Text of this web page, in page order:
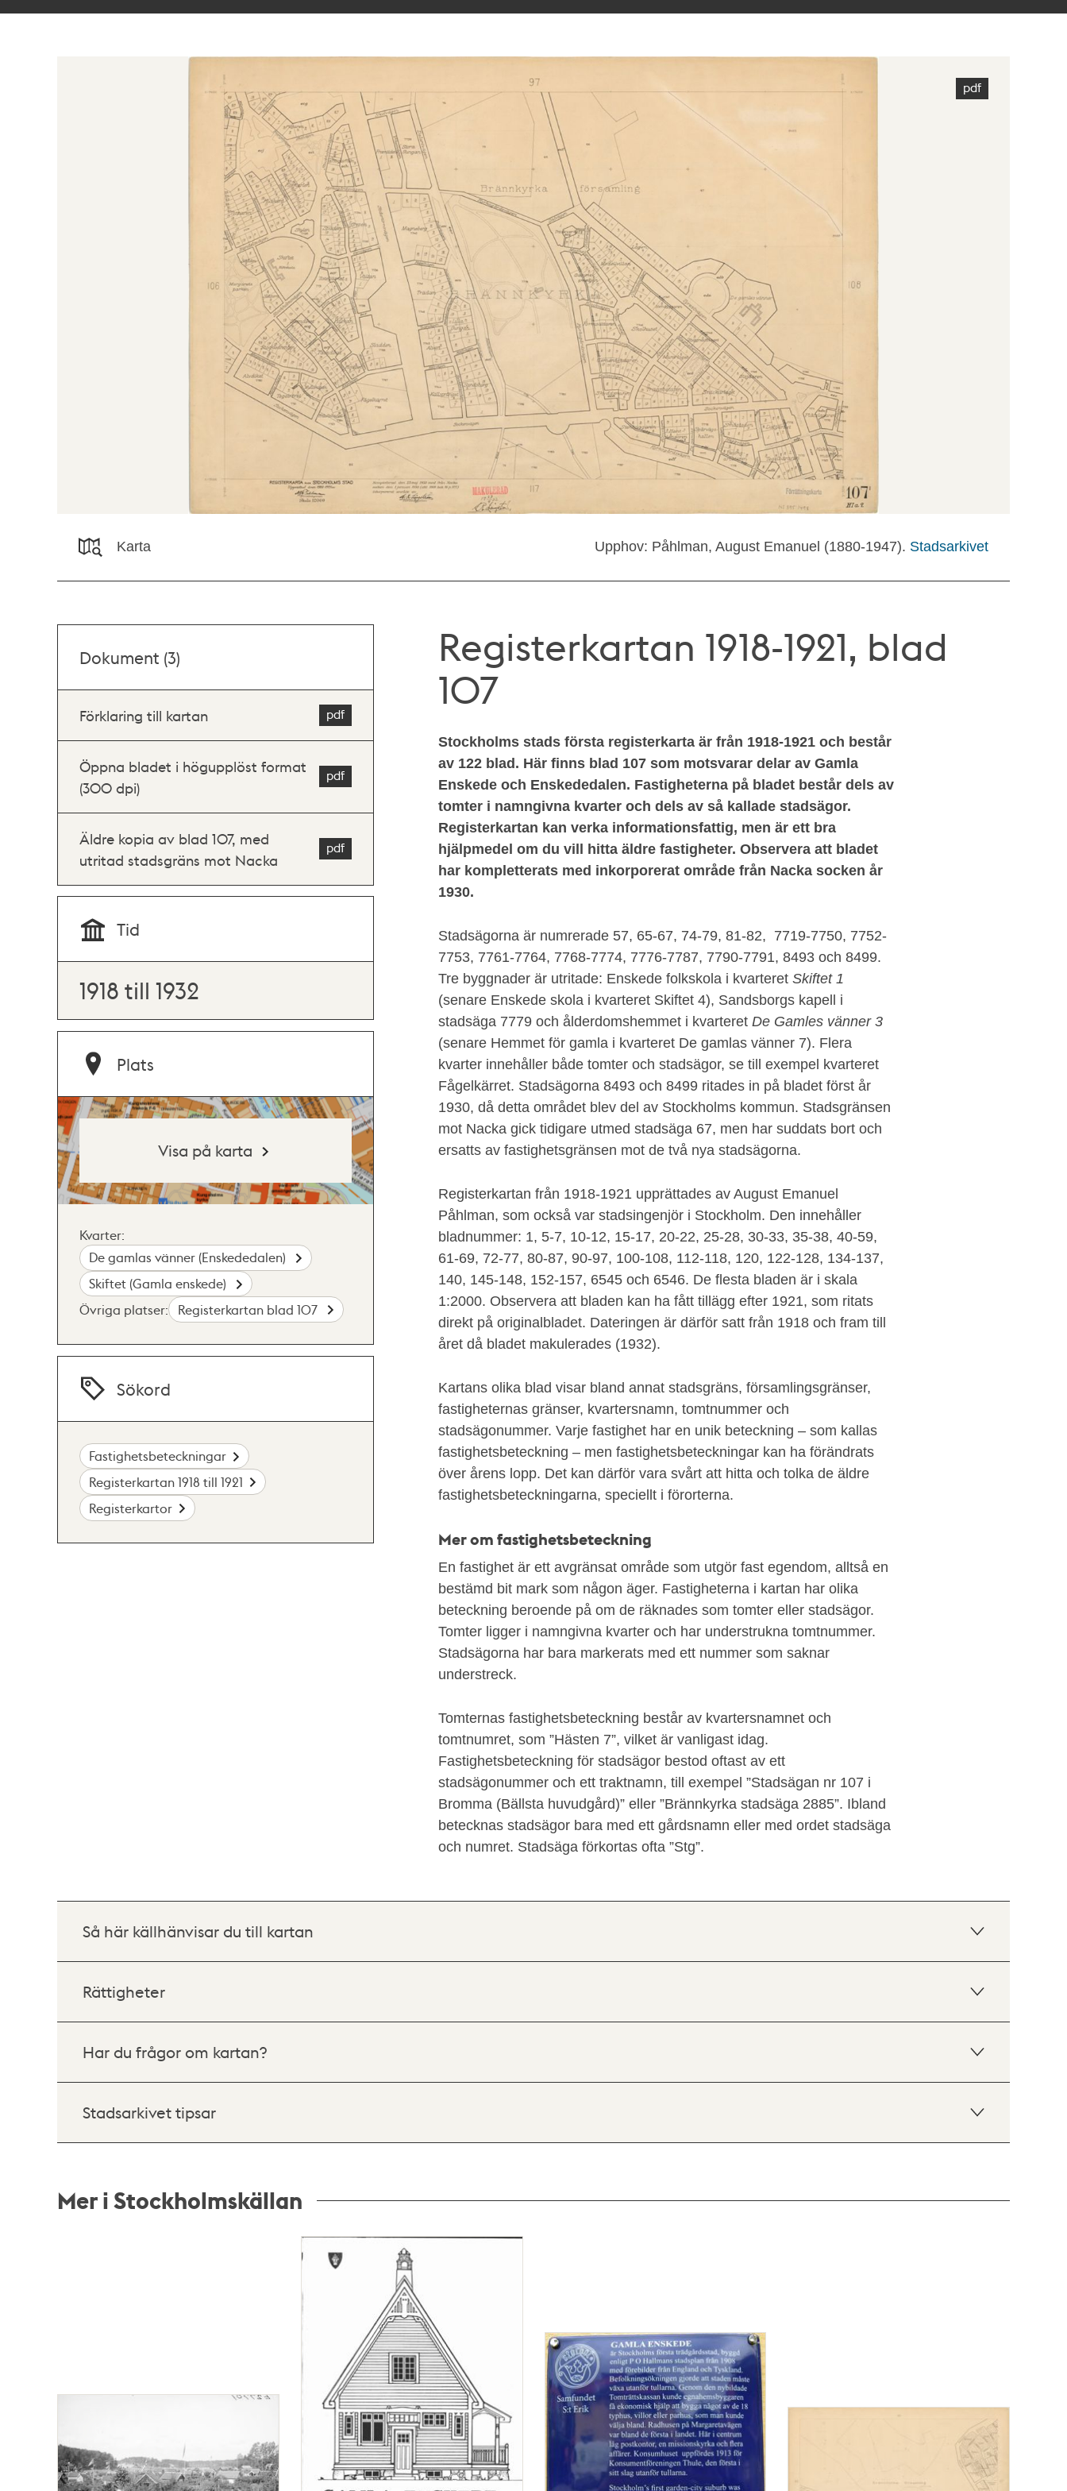
Karta Upphov: Påhlman, August Emanuel (1880-1947). Stadsarkivet
Registerkartan 1918-1921, blad
107
Stockholms stads första registerkarta är från 1918-1921 och består
av 122 blad. Här finns blad 107 som motsvarar delar av Gamla
Enskede och Enskededalen. Fastigheterna på bladet består dels av
tomter i namngivna kvarter och dels av så kallade stadsägor.
Registerkartan kan verka informationsfattig, men är ett bra
hjälpmedel om du vill hitta äldre fastigheter. Observera att bladet
har kompletterats med inkorporerat område från Nacka socken år
1930.
Stadsägorna är numrerade 57, 65-67, 74-79, 81-82, 7719-7750, 7752-
7753, 7761-7764, 7768-7774, 7776-7787, 7790-7791, 8493 och 8499.
Tre byggnader är utritade: Enskede folkskola i kvarteret Skiftet 1
(senare Enskede skola i kvarteret Skiftet 4), Sandsborgs kapell i
stadsäga 7779 och ålderdomshemmet i kvarteret De Gamles vänner 3
(senare Hemmet för gamla i kvarteret De gamlas vänner 7). Flera
kvarter innehåller både tomter och stadsägor, se till exempel kvarteret
Fågelkärret. Stadsägorna 8493 och 8499 ritades in på bladet först år
1930, då detta området blev del av Stockholms kommun. Stadsgränsen
mot Nacka gick tidigare utmed stadsäga 67, men har suddats bort och
ersatts av fastighetsgränsen mot de två nya stadsägorna.
Registerkartan från 1918-1921 upprättades av August Emanuel
Påhlman, som också var stadsingenjör i Stockholm. Den innehåller
bladnummer: 1, 5-7, 10-12, 15-17, 20-22, 25-28, 30-33, 35-38, 40-59,
61-69, 72-77, 80-87, 90-97, 100-108, 112-118, 120, 122-128, 134-137,
140, 145-148, 152-157, 6545 och 6546. De flesta bladen är i skala
1:2000. Observera att bladen kan ha fått tillägg efter 1921, som ritats
direkt på originalbladet. Dateringen är därför satt från 1918 och fram till
året då bladet makulerades (1932).
Kartans olika blad visar bland annat stadsgräns, församlingsgränser,
fastigheternas gränser, kvartersnamn, tomtnummer och
stadsägonummer. Varje fastighet har en unik beteckning – som kallas
fastighetsbeteckning – men fastighetsbeteckningar kan ha förändrats
över årens lopp. Det kan därför vara svårt att hitta och tolka de äldre
fastighetsbeteckningarna, speciellt i förorterna.
Mer om fastighetsbeteckning
En fastighet är ett avgränsat område som utgör fast egendom, alltså en
bestämd bit mark som någon äger. Fastigheterna i kartan har olika
beteckning beroende på om de räknades som tomter eller stadsägor.
Tomter ligger i namngivna kvarter och har understrukna tomtnummer.
Stadsägorna har bara markerats med ett nummer som saknar
understreck.
Tomternas fastighetsbeteckning består av kvartersnamnet och
tomtnumret, som ”Hästen 7”, vilket är vanligast idag.
Fastighetsbeteckning för stadsägor bestod oftast av ett
stadsägonummer och ett traktnamn, till exempel ”Stadsägan nr 107 i
Bromma (Bällsta huvudgård)” eller ”Brännkyrka stadsäga 2885”. Ibland
betecknas stadsägor bara med ett gårdsnamn eller med ordet stadsäga
och numret. Stadsäga förkortas ofta ”Stg”.
Dokument (3)
Förklaring till kartan
Öppna bladet i högupplöst format
(300 dpi)
Äldre kopia av blad 107, med
utritad stadsgräns mot Nacka
Tid
1918 till 1932
Plats
Visa på karta
Kvarter:
De gamlas vänner (Enskededalen)
Skiftet (Gamla enskede)
Övriga platser:
Registerkartan blad 107
Sökord
Fastighetsbeteckningar
Registerkartan 1918 till 1921
Registerkartor
Så här källhänvisar du till kartan
Rättigheter
Har du frågor om kartan?
Stadsarkivet tipsar
Mer i Stockholmskällan